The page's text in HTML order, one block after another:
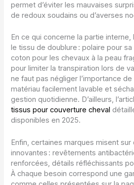
permet d’éviter les mauvaises
de redoux soudains ou d’averses
En ce qui concerne la partie
le tissu de doublure : polaire pour
coton pour les chevaux à la peau
pour limiter la transpiration lors de
ne faut pas négliger l’importance de
matériau facilement lavable et
gestion quotidienne. D’ailleurs,
tissus pour couverture cheval
disponibles en 2025.
Enfin, certaines marques misent sur
innovantes : revêtements
renforcées, détails réfléchissants
À chaque besoin correspond une